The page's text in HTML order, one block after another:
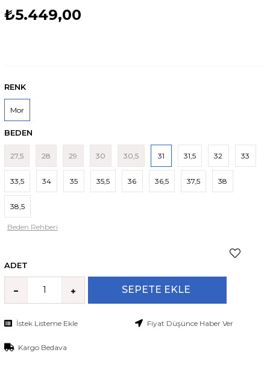
₺5.449,00
RENK
Mor
BEDEN
27,5 28 29 30 30,5 31 31,5 32 33
33,5 34 35 35,5 36 36,5 37,5 38
38,5
Beden Rehberi
ADET
İstek Listeme Ekle Fiyat Düşünce Haber Ver
Kargo Bedava